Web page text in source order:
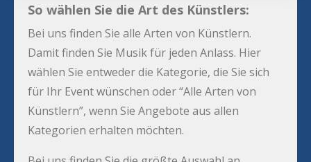
So wählen Sie die Art des Künstlers:
Bei uns finden Sie alle Arten von Künstlern.
Damit finden Sie Musik für jeden Anlass. Hier
wählen Sie entweder die Kategorie, die Sie sich
für Ihr Event wünschen oder “Alle Arten von
Künstlern”, wenn Sie Angebote aus allen
Kategorien erhalten möchten.